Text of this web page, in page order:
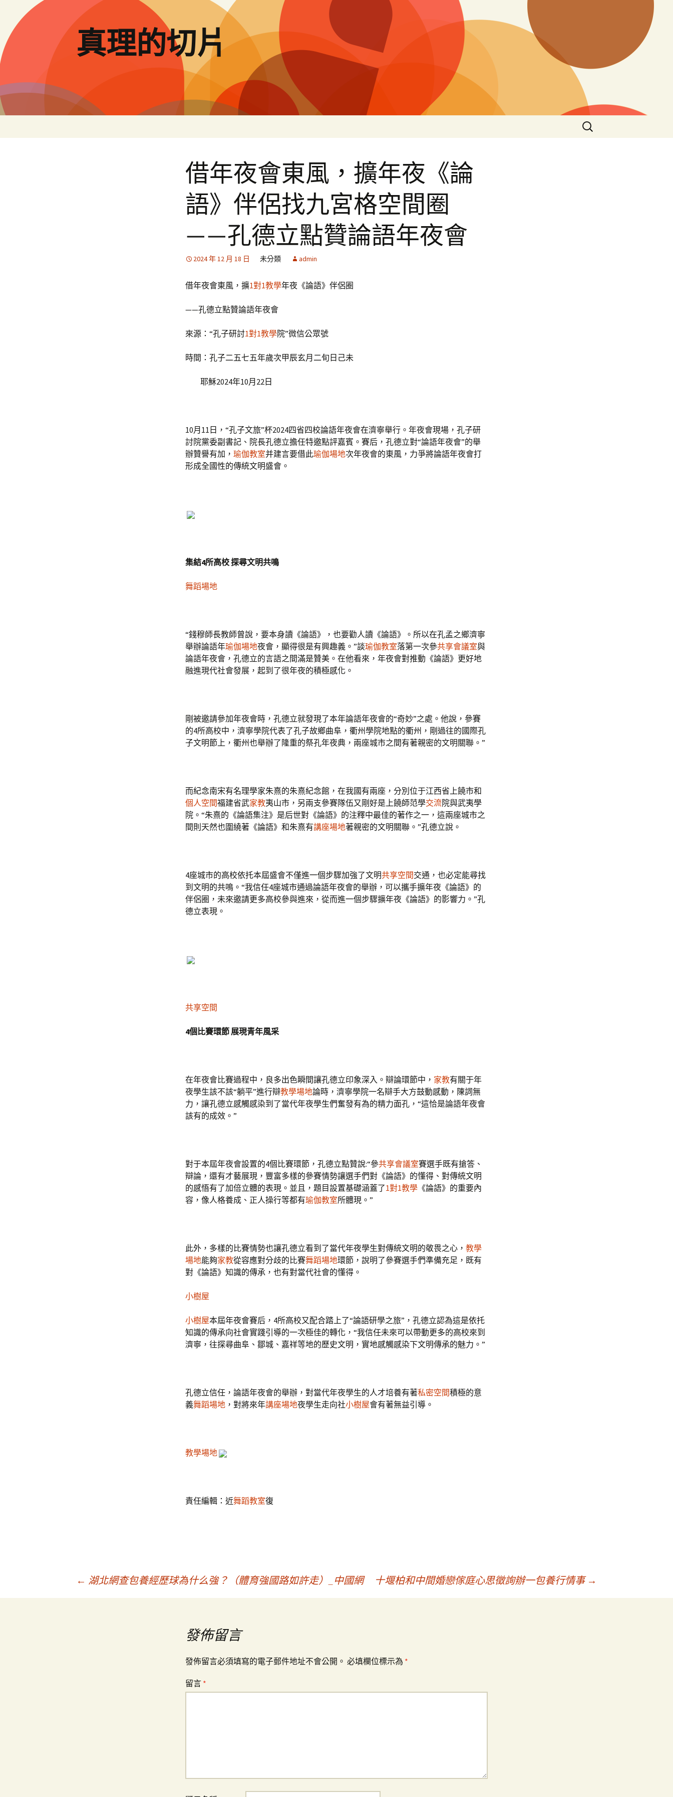
要
內
容
真理的切片
搜
尋
借年夜會東風，擴年夜《論
語》伴侶找九宮格空間圈
——孔德立點贊論語年夜會
2024 年 12 月 18 日 未分類 admin
借年夜會東風，擴1對1教學年夜《論語》伴侶圈
——孔德立點贊論語年夜會
來源：“孔子研討1對1教學院”微信公眾號
時間：孔子二五七五年歲次甲辰玄月二旬日己未
耶穌2024年10月22日
10月11日，“孔子文旅”杯2024四省四校論語年夜會在濟寧舉行。年夜會現場，孔子研
討院黨委副書記、院長孔德立擔任特邀點評嘉賓。賽后，孔德立對“論語年夜會”的舉
辦贊譽有加， 瑜伽教室并建言要借此瑜伽場地次年夜會的東風，力爭將論語年夜會打
形成全國性的傳統文明盛會。
集結4所高校 探尋文明共鳴
舞蹈場地
“錢穆師長教師曾說，要本身讀《論語》，也要勸人讀《論語》。所以在孔孟之鄉濟寧
舉辦論語年瑜伽場地夜會，顯得很是有興趣義。”談瑜伽教室落第一次參共享會議室與
論語年夜會，孔德立的言語之間滿是贊美。在他看來，年夜會對推動《論語》更好地
融進現代社會發展，起到了很年夜的積極感化。
剛被邀請參加年夜會時，孔德立就發現了本年論語年夜會的“奇妙”之處。他說，參賽
的4所高校中，濟寧學院代表了孔子故鄉曲阜，衢州學院地點的衢州，剛過往的國際孔
子文明節上，衢州也舉辦了隆重的祭孔年夜典，兩座城市之間有著親密的文明關聯。”
而紀念南宋有名理學家朱熹的朱熹紀念館，在我國有兩座，分別位于江西省上饒市和
個人空間福建省武家教夷山市，另兩支參賽隊伍又剛好是上饒師范學交流院與武夷學
院。“朱熹的《論語集注》是后世對《論語》的注釋中最佳的著作之一，這兩座城市之
間則天然也圍繞著《論語》和朱熹有講座場地著親密的文明關聯。”孔德立說。
4座城市的高校依托本屆盛會不僅進一個步驟加強了文明共享空間交通，也必定能尋找
到文明的共鳴。“我信任4座城市通過論語年夜會的舉辦，可以攜手擴年夜《論語》的
伴侶圈，未來邀請更多高校參與進來，從而進一個步驟擴年夜《論語》的影響力。”孔
德立表現。
共享空間
4個比賽環節 展現青年風采
在年夜會比賽過程中，良多出色瞬間讓孔德立印象深入。辯論環節中， 家教有關于年
夜學生該不該“躺平”進行辯教學場地論時，濟寧學院一名辯手大方鼓動感動，陳詞無
力，讓孔德立感觸感染到了當代年夜學生們奮發有為的精力面孔，“這恰是論語年夜會
該有的成效。”
對于本屆年夜會設置的4個比賽環節，孔德立點贊說:“參共享會議室賽選手既有搶答、
辯論，還有才藝展現，豐富多樣的參賽情勢讓選手們對《論語》的懂得、對傳統文明
的感悟有了加倍立體的表現。並且，題目設置基礎涵蓋了1對1教學 《論語》的重要內
容，像人格養成、正人操行等都有瑜伽教室所體現。”
此外，多樣的比賽情勢也讓孔德立看到了當代年夜學生對傳統文明的敬畏之心， 教學
場地能夠家教從容應對分歧的比賽舞蹈場地環節，說明了參賽選手們準備充足，既有
對《論語》知識的傳承，也有對當代社會的懂得。
小樹屋
小樹屋本屆年夜會賽后，4所高校又配合踏上了“論語研學之旅”，孔德立認為這是依托
知識的傳承向社會實踐引導的一次極佳的轉化，“我信任未來可以帶動更多的高校來到
濟寧，往探尋曲阜、鄒城、嘉祥等地的歷史文明，實地感觸感染下文明傳承的魅力。”
孔德立信任，論語年夜會的舉辦，對當代年夜學生的人才培養有著私密空間積極的意
義舞蹈場地 ，對將來年講座場地夜學生走向社小樹屋會有著無益引導。
教學場地
責任編輯：近舞蹈教室復
← 湖北網查包養經歷球為什么強？（體育強國路如許走）_中國網 十堰柏和中間婚戀傢庭心思徵詢辦一包養行情事 →
發佈留言
發佈留言必須填寫的電子郵件地址不會公開。 必填欄位標示為 *
留言 *